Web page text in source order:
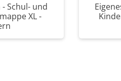
- Schul- und
XL -